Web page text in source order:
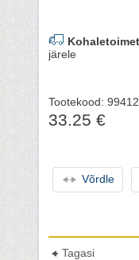
järele
Tootekood:
33.25 €
Võrdle
Tagasi